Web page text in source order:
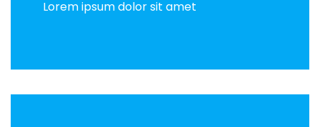
Lorem ipsum dolor sit amet